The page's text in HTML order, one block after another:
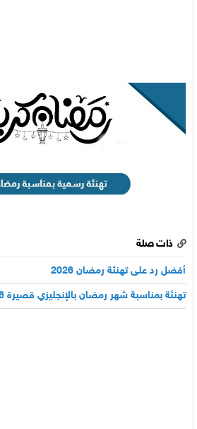
ذات صلة
أفضل رد على تهنئة رمضان 2026
تهنئة بمناسبة شهر رمضان بالإنجليزي قصيرة 2026